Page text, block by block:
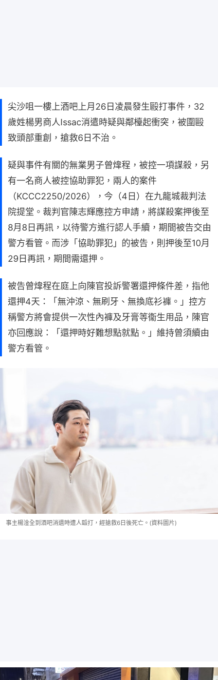
尖沙咀一樓上酒吧上月26日凌晨發生毆打事件，32
歲姓楊男商人Issac消遣時疑與鄰檯起衝突，被圍毆
致頭部重創，搶救6日不治。
疑與事件有關的無業男子曾煒程，被控一項謀殺，另
有一名商人被控協助罪犯，兩人的案件
（KCCC2250/2026），今（4日）在九龍城裁判法
院提堂。裁判官陳志輝應控方申請，將謀殺案押後至
8月8日再訊，以待警方進行認人手續，期間被告交由
警方看管。而涉「協助罪犯」的被告，則押後至10月
29日再訊，期間需還押。
被告曾煒程在庭上向陳官投訴警署還押條件差，指他
還押4天：「無沖涼、無刷牙、無換底衫褲。」控方
稱警方將會提供一次性內褲及牙膏等衞生用品，陳官
亦回應說：「還押時好難想點就點。」維持曾須續由
警方看管。
事主楊淦全到酒吧消遺時遭人毆打，經搶救6日後死亡。(資料圖片)